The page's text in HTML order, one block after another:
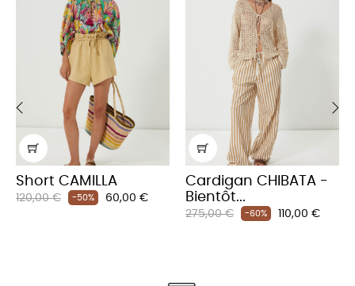
Short CAMILLA
Prix
120,00 € -50% Prix
60,00 €
Cardigan CHIBATA -
Bientôt...
Prix
275,00 € -60% Prix
110,00 €
‹